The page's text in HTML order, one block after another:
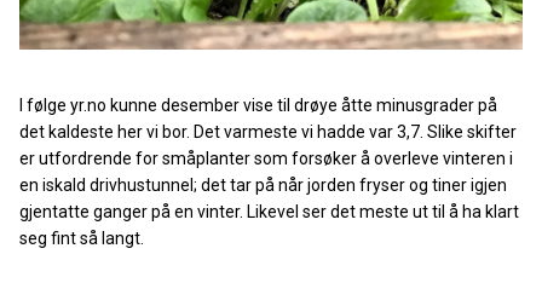
I følge yr.no kunne desember vise til drøye åtte minusgrader på
det kaldeste her vi bor. Det varmeste vi hadde var 3,7. Slike skifter
er utfordrende for småplanter som forsøker å overleve vinteren i
en iskald drivhustunnel; det tar på når jorden fryser og tiner igjen
gjentatte ganger på en vinter. Likevel ser det meste ut til å ha klart
seg fint så langt.